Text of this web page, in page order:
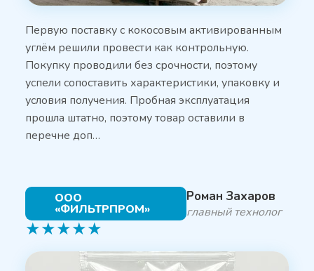
Первую поставку с кокосовым активированным
углём решили провести как контрольную.
Покупку проводили без срочности, поэтому
успели сопоставить характеристики, упаковку и
условия получения. Пробная эксплуатация
прошла штатно, поэтому товар оставили в
перечне доп…
ООО
«ФИЛЬТРПРОМ»
Роман Захаров
главный технолог
★★★★★